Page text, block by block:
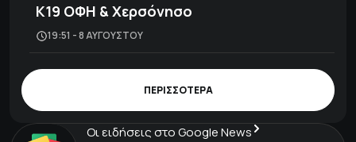
Κ19 ΟΦΗ & Χερσόνησο
19:51 - 8 ΑΥΓΟΎΣΤΟΥ
ΠΕΡΙΣΣΟΤΕΡΑ
Οι ειδήσεις στο Google News